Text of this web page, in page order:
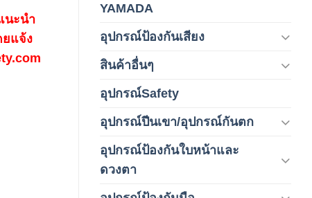
YAMADA
อุปกรณ์ป้องกันเสียง
สินค้าอื่นๆ
อุปกรณ์Safety
อุปกรณ์ปีนเขา/อุปกรณ์กันตก
อุปกรณ์ป้องกันใบหน้าและ
ดวงตา
นะนำ
แจ้ง